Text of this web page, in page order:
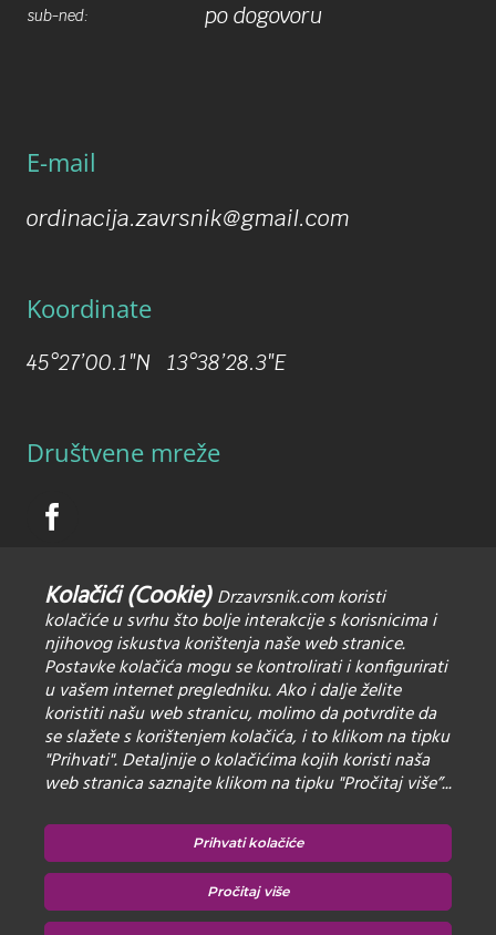
sub-ned: po dogovoru
E-mail
ordinacija.zavrsnik@gmail.com
Koordinate
45°27’00.1″N 13°38’28.3″E
Društvene mreže
Pravila privatnosti
Zaštita osobnih podataka
Izjava o korištenju Kolačića
Kolačići (Cookie)Drzavrsnik.com koristi
kolačiće u svrhu što bolje interakcije s korisnicima i
njihovog iskustva korištenja naše web stranice.
Postavke kolačića mogu se kontrolirati i konfigurirati
u vašem internet pregledniku. Ako i dalje želite
koristiti našu web stranicu, molimo da potvrdite da
se slažete s korištenjem kolačića, i to klikom na tipku
"Prihvati". Detaljnije o kolačićima kojih koristi naša
web stranica saznajte klikom na tipku "Pročitaj više”...
Prihvati kolačiće
Pročitaj više